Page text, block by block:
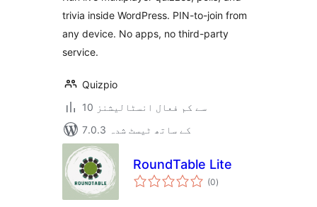
trivia inside WordPress. PIN-to-join from
any device. No apps, no third-party
service.
Quizpio
10 سے کم فعال انسٹالیشنز
7.0.3 کے ساتھ ٹیسٹ شدہ
RoundTable Lite
(0مجموعی
درجہ
)